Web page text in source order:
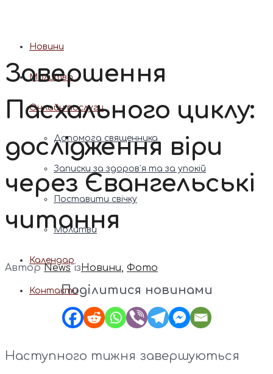
Новини
Молитва
Онлайн послуги
Допомога священника
Записки за здоров’я та за упокій
Поставити свічку
Молитви
Календар
Контакти
Завершення
Пасхального циклу:
дослідження віри
через Євангельські
читання
АвторNews ізНовини, Фото
Поділитися новинами
Наступного тижня завершуються